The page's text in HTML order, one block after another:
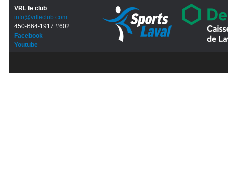
VRL le club
info@vrlleclub.com
450-664-1917 #602
Facebook
Youtube